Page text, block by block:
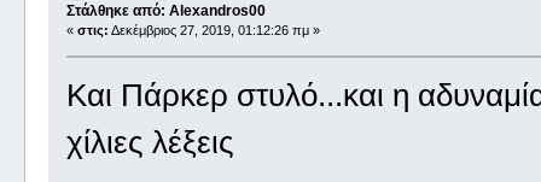
Στάλθηκε από: Alexandros00
« στις: Δεκέμβριος 27, 2019, 01:12:26 πμ »
Και Πάρκερ στυλό...και η
χίλιες λέξεις